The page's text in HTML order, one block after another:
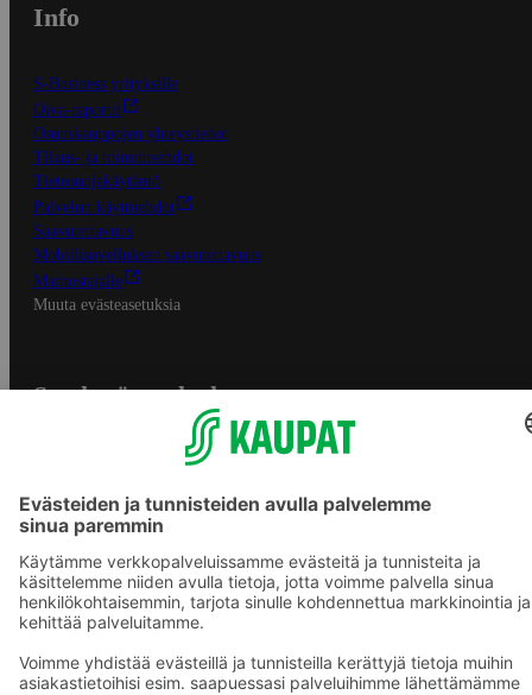
Info
S-Business yrityksille
Oiva-raportit
Osuuskauppojen yhteystiedot
Tilaus- ja toimitusehdot
Tietosuojakäytäntö
Palvelun käyttöehdot
Saavutettavuus
Mobiilisovelluksen saavutettavuus
Mainostajalle
Muuta evästeasetuksia
S-ryhmän palvelut
Yhteishyvä Ruoka -sovellus
S-ostoslista -sovellus
Prisma.fi
Sokos.fi
S-Pankki
Sokos Hotels